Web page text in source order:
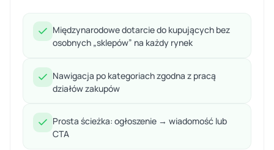
Międzynarodowe dotarcie do kupujących bez
osobnych „sklepów” na każdy rynek
Nawigacja po kategoriach zgodna z pracą
działów zakupów
Prosta ścieżka: ogłoszenie → wiadomość lub
CTA